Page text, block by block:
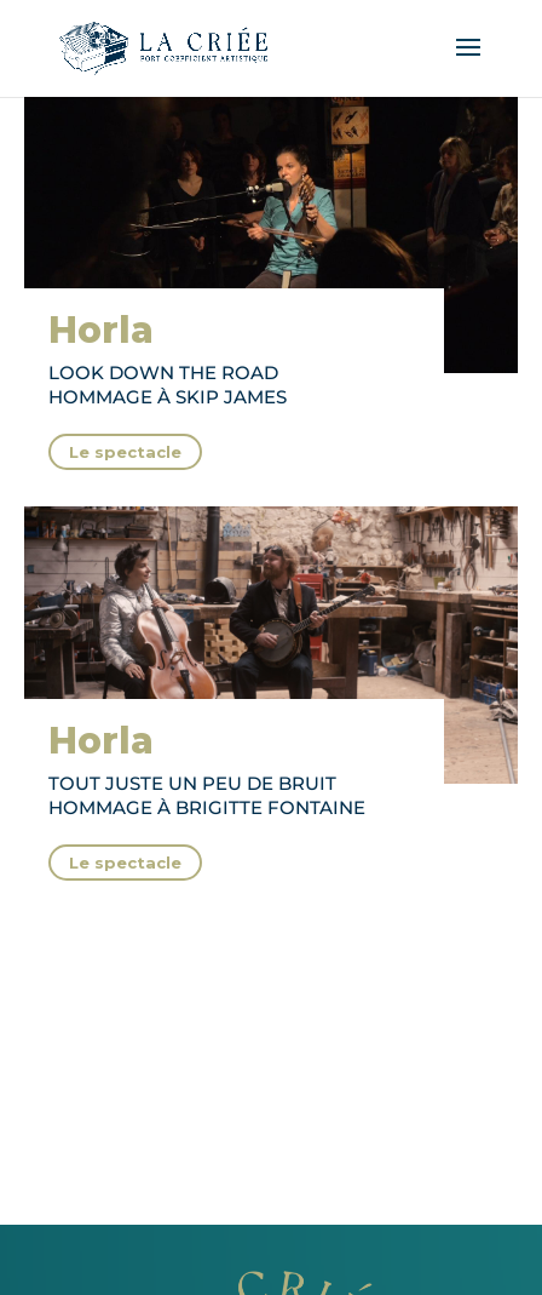
Horla
LOOK DOWN THE ROAD
HOMMAGE À SKIP JAMES
Le spectacle
Horla
TOUT JUSTE UN PEU DE BRUIT
HOMMAGE À BRIGITTE FONTAINE
Le spectacle